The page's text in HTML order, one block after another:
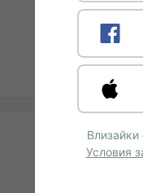
Влизайки
Условия